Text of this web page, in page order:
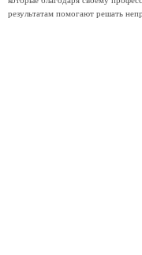
результатам помогают решать